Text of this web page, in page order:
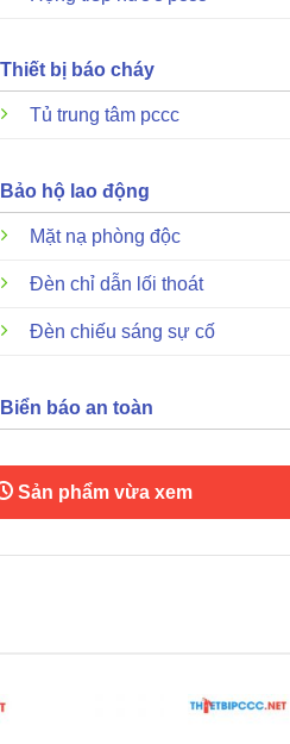
Thiết bị báo cháy
Tủ trung tâm pccc
Bảo hộ lao động
Mặt nạ phòng độc
Đèn chỉ dẫn lối thoát
Đèn chiếu sáng sự cố
Biển báo an toàn
Sản phẩm vừa xem